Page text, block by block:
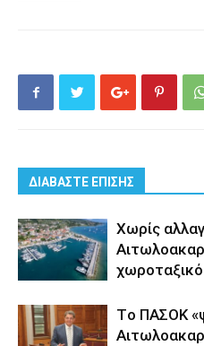
ΔΙΑΒΑΣΤΕ ΕΠΙΣΗΣ
Xωρίς
Tο ΠΑΣΟΚ